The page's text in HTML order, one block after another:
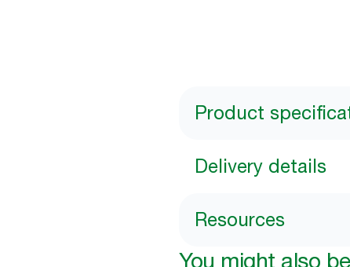
Product
Delivery details
Resources
You might also